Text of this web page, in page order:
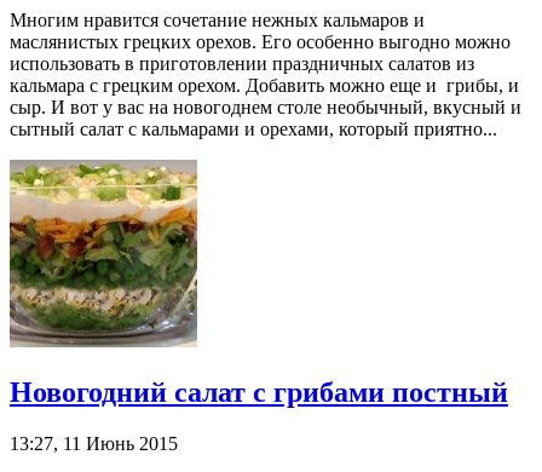
Многим нравится сочетание нежных кальмаров и
маслянистых грецких орехов. Его особенно выгодно можно
использовать в приготовлении праздничных салатов из
кальмара с грецким орехом. Добавить можно еще и грибы, и
сыр. И вот у вас на новогоднем столе необычный, вкусный и
сытный салат с кальмарами и орехами, который приятно...
Новогодний салат с грибами постный
13:27, 11 Июнь 2015